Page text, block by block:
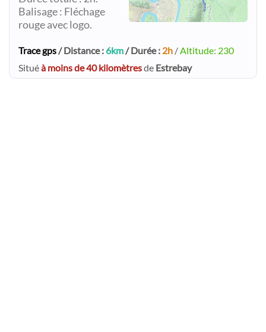
Balisage : Fléchage
rouge avec logo.
Trace gps/ Distance : 6km/ Durée : 2h /Altitude: 230
Situéà moins de 40 kilomètresde Estrebay